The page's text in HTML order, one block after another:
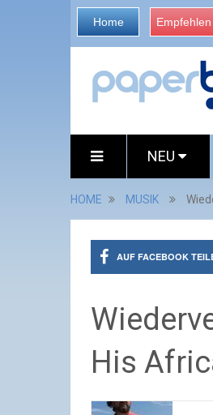
Home
NEU
HOME MUSIK
AUF FACEBOOK
His